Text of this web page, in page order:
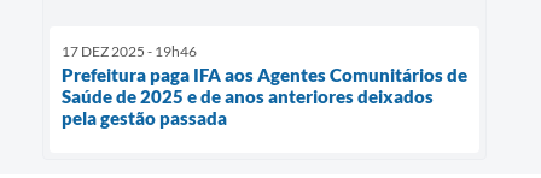
17 DEZ 2025 - 19h46
Prefeitura paga IFA aos Agentes Comunitários de
Saúde de 2025 e de anos anteriores deixados
pela gestão passada